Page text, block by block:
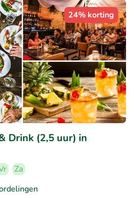
24% korting
Drink (2,5 uur) in
Za